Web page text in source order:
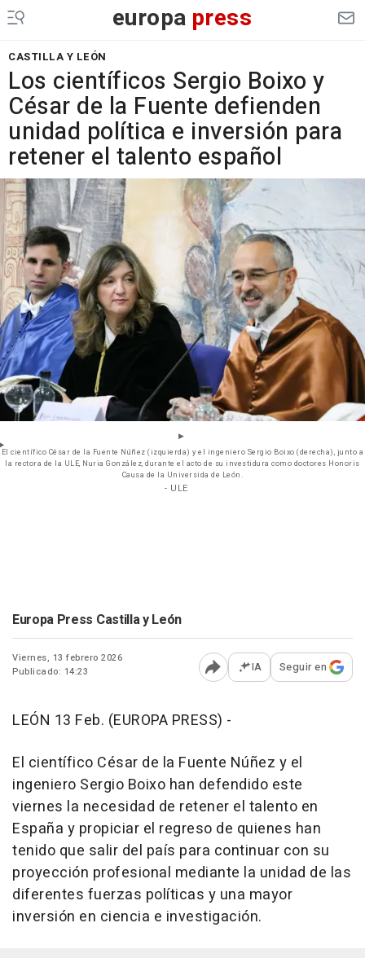
europa press
CASTILLA Y LEÓN
Los científicos Sergio Boixo y
César de la Fuente defienden
unidad política e inversión para
retener el talento español
El científico César de la Fuente Núñez (izquierda) y el ingeniero Sergio Boixo (derecha), junto a
la rectora de la ULE, Nuria González, durante el acto de su investidura como doctores Honoris
Causa de la Universida de León.
- ULE
Europa Press Castilla y León
Viernes, 13 febrero 2026
Publicado: 14:23
Abrir opciones para
IA Seguir en
LEÓN 13 Feb. (EUROPA PRESS) -
El científico César de la Fuente Núñez y el
ingeniero Sergio Boixo han defendido este
viernes la necesidad de retener el talento en
España y propiciar el regreso de quienes han
tenido que salir del país para continuar con su
proyección profesional mediante la unidad de las
diferentes fuerzas políticas y una mayor
inversión en ciencia e investigación.